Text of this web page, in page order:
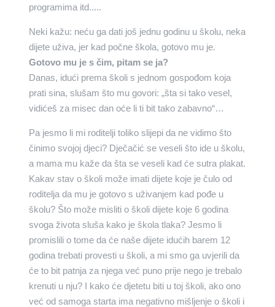
programima itd.....
Neki kažu: neću ga dati još jednu godinu u školu, neka
dijete uživa, jer kad počne škola, gotovo mu je.
Gotovo mu je s čim, pitam se ja?
Danas, idući prema školi s jednom gospođom koja
prati sina, slušam što mu govori: „šta si tako vesel,
vidićeš za misec dan oće li ti bit tako zabavno“…
Pa jesmo li mi roditelji toliko slijepi da ne vidimo što
činimo svojoj djeci? Dječačić se veseli što ide u školu,
a mama mu kaže da šta se veseli kad će sutra plakat.
Kakav stav o školi može imati dijete koje je čulo od
roditelja da mu je gotovo s uživanjem kad pođe u
školu? Što može misliti o školi dijete koje 6 godina
svoga života sluša kako je škola tlaka? Jesmo li
promislili o tome da će naše dijete idućih barem 12
godina trebati provesti u školi, a mi smo ga uvjerili da
će to bit patnja za njega već puno prije nego je trebalo
krenuti u nju? I kako će djetetu biti u toj školi, ako ono
već od samoga starta ima negativno mišljenje o školi i